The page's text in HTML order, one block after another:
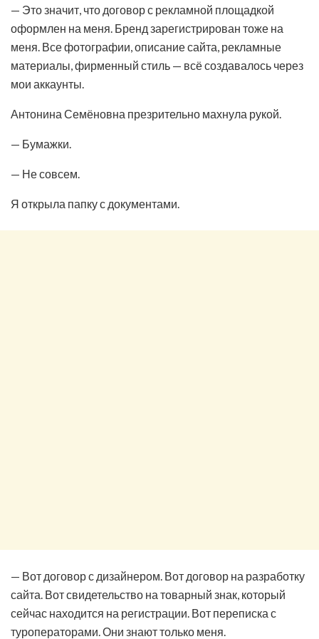
— Это значит, что договор с рекламной площадкой
оформлен на меня. Бренд зарегистрирован тоже на
меня. Все фотографии, описание сайта, рекламные
материалы, фирменный стиль — всё создавалось через
мои аккаунты.
Антонина Семёновна презрительно махнула рукой.
— Бумажки.
— Не совсем.
Я открыла папку с документами.
— Вот договор с дизайнером. Вот договор на разработку
сайта. Вот свидетельство на товарный знак, который
сейчас находится на регистрации. Вот переписка с
туроператорами. Они знают только меня.